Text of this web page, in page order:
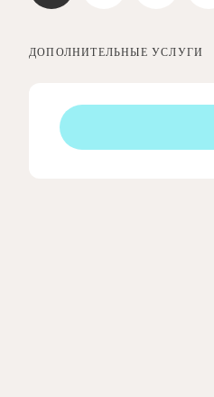
ДОПОЛНИТЕЛЬНЫЕ УСЛУГИ